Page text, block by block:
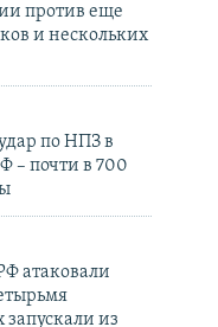
против еще
и нескольких
по НПЗ в
– почти в 700
атаковали
запускали из